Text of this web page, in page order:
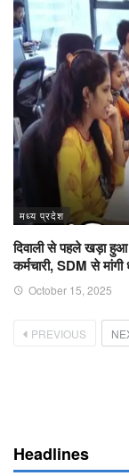
मध्य प्रदेश
दिवाली से पहले खड़ा हुआ
कर्मचारी, SDM से
October 15, 2025
PREVIOUS
Headlines